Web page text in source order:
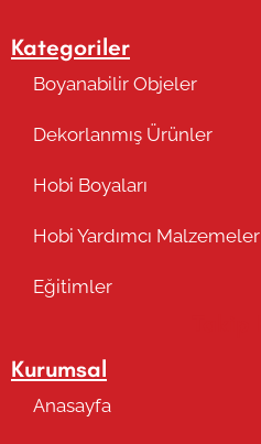
Kategoriler
Boyanabilir Objeler
Dekorlanmış Ürünler
Hobi Boyaları
Hobi Yardımcı Malzemeler
Eğitimler
Kurumsal
Anasayfa